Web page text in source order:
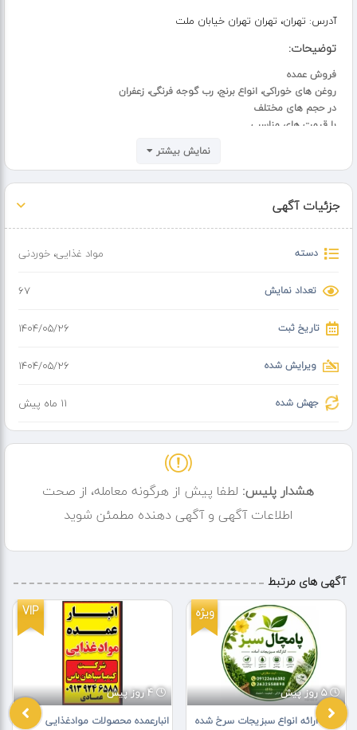
آدرس: تهران، تهران تهران خیابان ملت
توضیحات:
فروش عمده
روغن های خوراکی، انواع برنج، رب گوجه فرنگی، زعفران
در حجم های مختلف
با قیمت های مناسب
روغن حجم های مختلف
نمایش بیشتر
جزئیات آگهی
دسته مواد غذایی،خوردنی
تعداد نمایش 67
تاریخ ثبت ۱۴۰۴/۰۵/۲۶
ویرایش شده ۱۴۰۴/۰۵/۲۶
جهش شده 11 ماه پیش
هشدار پلیس: لطفا پیش از هرگونه معامله، از صحت
اطلاعات آگهی و آگهی دهنده مطمئن شوید
آگهی های مرتبط
VIP
4 روز پیش
انبارعمده محصولات موادغذایی
ویژه
5 روز پیش
کارگاه ارائه انواع سبزیجات سرخ شده